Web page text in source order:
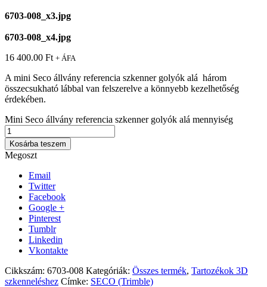
6703-008_x3.jpg
6703-008_x4.jpg
16 400.00 Ft + ÁFA
A mini Seco állvány referencia szkenner golyók alá három
összecsukható lábbal van felszerelve a könnyebb kezelhetőség
érdekében.
Mini Seco állvány referencia szkenner golyók alá mennyiség
Kosárba teszem
Megoszt
Email
Twitter
Facebook
Google +
Pinterest
Tumblr
Linkedin
Vkontakte
Cikkszám: 6703-008 Kategóriák: Összes termék, Tartozékok 3D
szkenneléshez Címke: SECO (Trimble)